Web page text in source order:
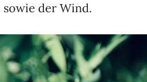
sowie der Wind.